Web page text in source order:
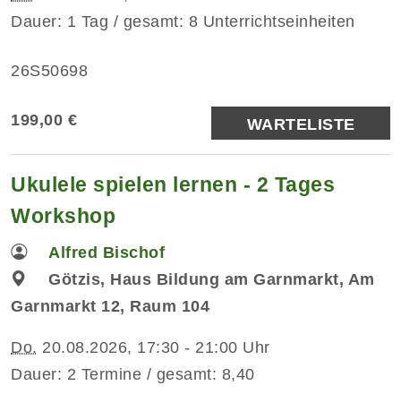
Dauer: 1 Tag / gesamt: 8 Unterrichtseinheiten
26S50698
199,00 € WARTELISTE
Ukulele spielen lernen - 2 Tages
Workshop
Alfred Bischof
Götzis, Haus Bildung am Garnmarkt, Am
Garnmarkt 12, Raum 104
Do. 20.08.2026, 17:30 - 21:00 Uhr
Dauer: 2 Termine / gesamt: 8,40